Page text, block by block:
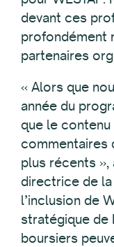
devant ces
profondément
partenaires
« Alors que
année du
que le contenu
commentaires
plus récents »,
directrice de
l’inclusion de
stratégique de
boursiers